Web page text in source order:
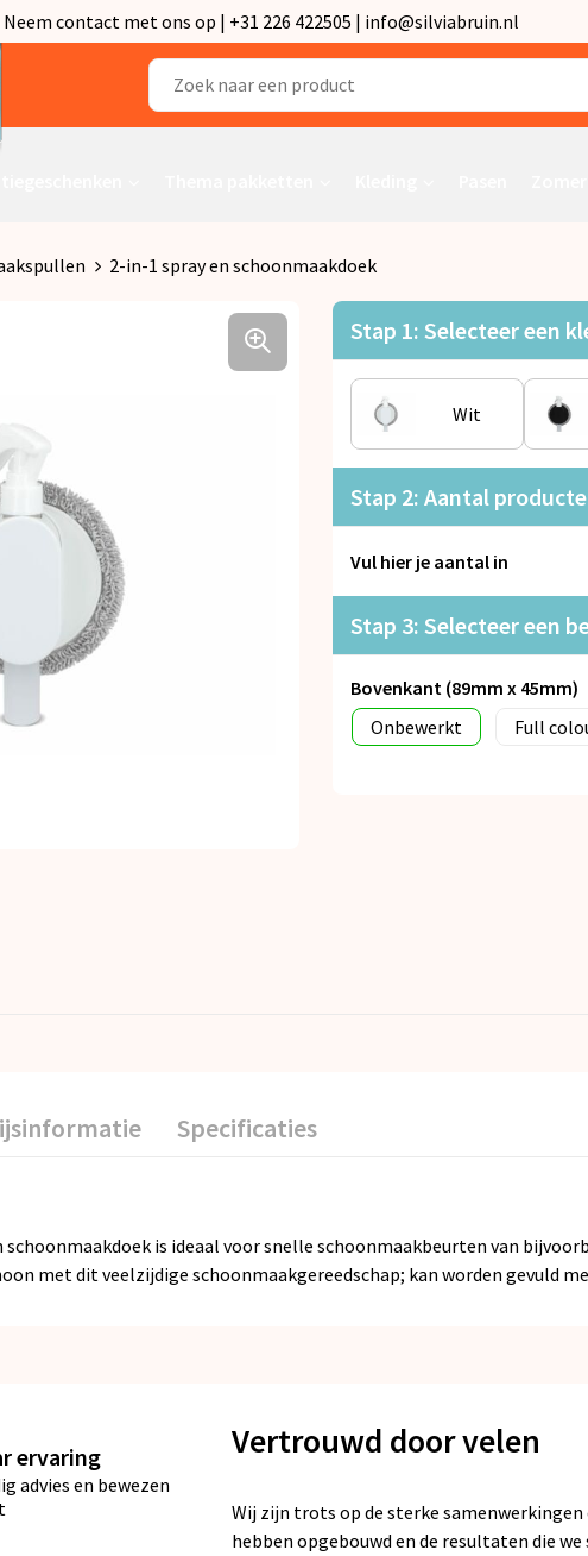
contact met ons op | +31 226 422505 | info@silviabruin.nl
2-in-1 spray en schoonmaakdoek
Stap 1: Selecteer een
Wit
Stap 2: Aantal
Vul hier je aantal in
Stap 3: Selecteer een
Bovenkant (89mm x 45mm)
Onbewerkt
Full
Specificaties
schoonmaakdoek is ideaal voor snelle schoonmaakbeurten van
met dit veelzijdige schoonmaakgereedschap; kan worden gevuld
ervaring
advies en bewezen
Vertrouwd door velen
Wij zijn trots op de sterke samenwerkingen
hebben opgebouwd en de resultaten die we